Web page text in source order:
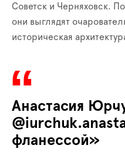
Советск и Черняховск.
они выглядят
историческая
Анастасия
фланессой»